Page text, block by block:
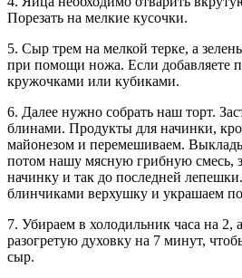
Порезать на мелкие кусочки.
5. Сыр трем на мелкой терке, а
при помощи ножа. Если добавляете
кружочками или кубиками.
6. Далее нужно собрать наш торт.
блинами. Продукты для начинки,
майонезом и перемешиваем.
потом нашу мясную грибную смесь,
начинку и так до последней
блинчиками верхушку и украшаем
7. Убираем в холодильник часа на 2,
разогретую духовку на 7 минут,
сыр.